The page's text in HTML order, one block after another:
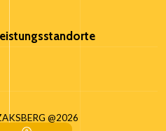
@2026